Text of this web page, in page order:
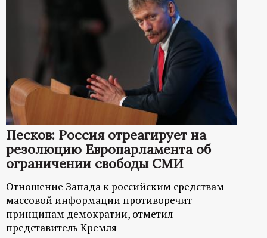
Песков: Россия отреагирует на
резолюцию Европарламента об
ограничении свободы СМИ
Отношение Запада к российским средствам
массовой информации противоречит
принципам демократии, отметил
представитель Кремля